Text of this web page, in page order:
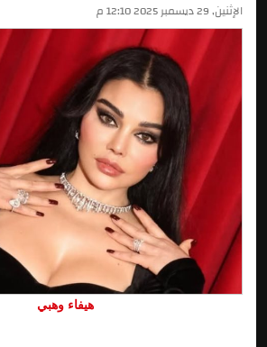
الإثنين, 29 ديسمبر 2025 12:10 م
هيفاء وهبي